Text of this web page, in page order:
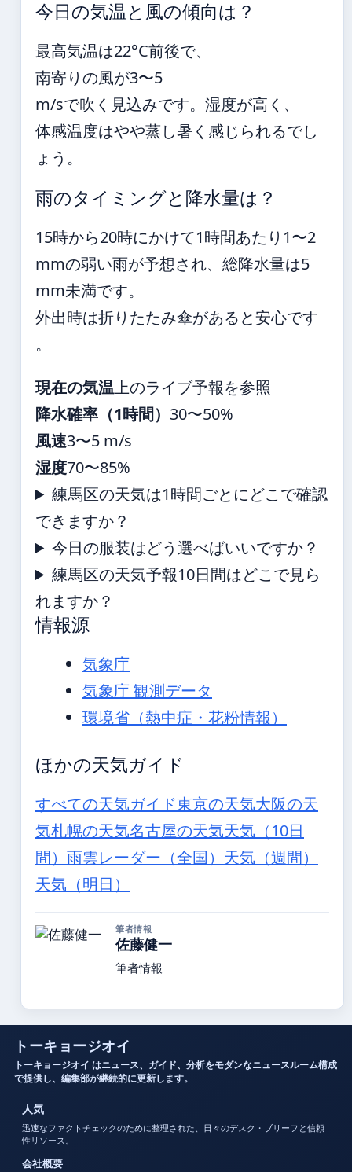
今日の気温と風の傾向は？
最高気温は22°C前後で、
南寄りの風が3〜5
m/sで吹く見込みです。湿度が高く、
体感温度はやや蒸し暑く感じられるでし
ょう。
雨のタイミングと降水量は？
15時から20時にかけて1時間あたり1〜2
mmの弱い雨が予想され、総降水量は5
mm未満です。
外出時は折りたたみ傘があると安心です
。
現在の気温上のライブ予報を参照
降水確率（1時間） 30〜50%
風速3〜5 m/s
湿度70〜85%
練馬区の天気は1時間ごとにどこで確認
できますか？
今日の服装はどう選べばいいですか？
練馬区の天気予報10日間はどこで見ら
れますか？
情報源
気象庁
気象庁 観測データ
環境省（熱中症・花粉情報）
ほかの天気ガイド
すべての天気ガイド東京の天気大阪の天
気札幌の天気名古屋の天気天気（10日
間） 雨雲レーダー（全国） 天気（週間）
天気（明日）
筆者情報
佐藤健一
筆者情報
トーキョージオイ
トーキョージオイ はニュース、ガイド、分析をモダンなニュースルーム構成
で提供し、編集部が継続的に更新します。
人気
迅速なファクトチェックのために整理された、日々のデスク・ブリーフと信頼
性リソース。
会社概要